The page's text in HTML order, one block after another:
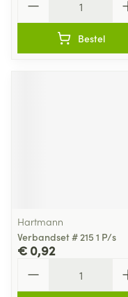
Bestel
Hartmann
Verbandset # 215 1 P/s
€ 0,92